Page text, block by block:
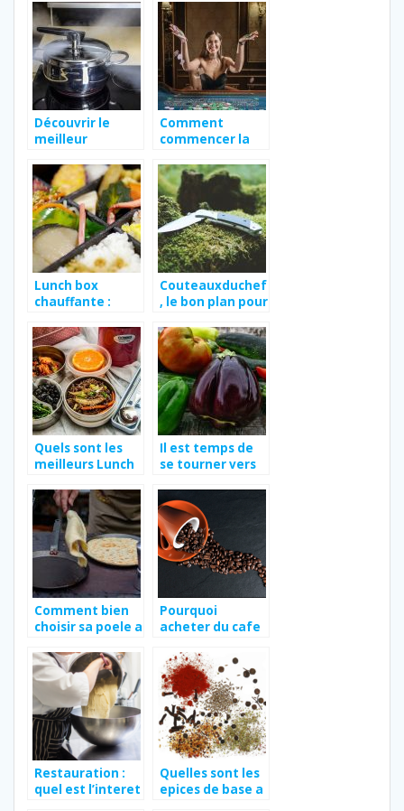
pour ces outils ?
zéro déchet en
cuisine
Découvrir le
meilleur
l’année
Comment
commencer la
pied avec un bon
café?
Lunch box
chauffante :
l’utiliser, types
et
caracteristiques
Couteauxduchef
, le bon plan pour
couteau de
poche
Quels sont les
meilleurs Lunch
?
Il est temps de
se tourner vers
consommation
bio et naturelle
Comment bien
choisir sa poele a
Pourquoi
acheter du cafe
grain moulu ?
Restauration :
quel est l’interet
Quelles sont les
epices de base a